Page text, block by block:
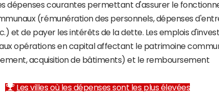
dépenses courantes permettant d'assurer le
(rémunération des personnels, dépenses
et de payer les intérêts de la dette. Les emplois
opérations en capital affectant le patrimoine
acquisition de bâtiments) et le remboursement
Les villes où les dépenses sont les plus élevées